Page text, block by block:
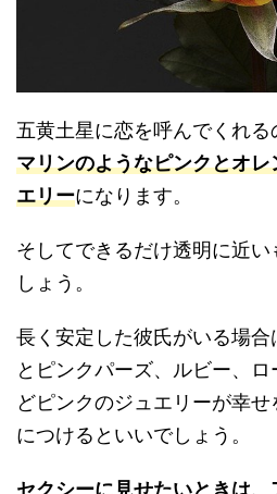
五黄土星に恋を呼んでくれる
マリンのようなピンクとオ
エリーになります。
そしてできるだけ透明に近い
しょう。
長く安定した彼氏がいる場
とピンクパーズ、ルビー、
どピンクのジュエリーが幸
につけるといいでしょう。
セクシーに見せたいときは